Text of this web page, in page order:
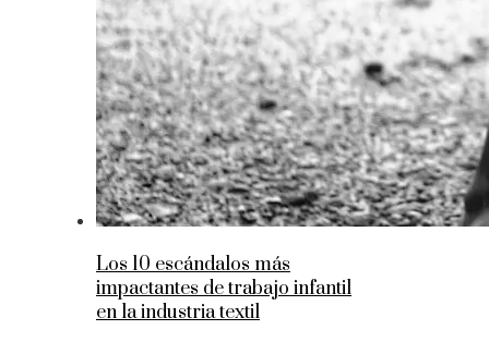
Los 10 escándalos más
impactantes de trabajo infantil
en la industria textil